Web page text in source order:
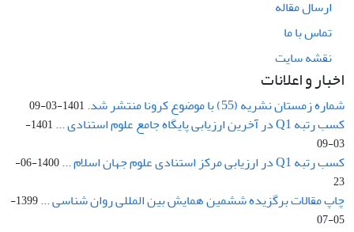
ارسال مقاله
تماس با ما
نقشه سایت
اخبار و اعلانات
شماره زمستان نشریه (55) با موضوع کرونا منتشر شد. 1401-03-09
کسب رتبه Q1 در آخرین ارزیابی پایگاه جامع علوم استنادی ...
1401-
03-09
کسب رتبه Q1 در ارزیابی مرکز استنادی علوم جهان اسلام ...
1400-06-
23
چاپ مقالات برگزیده ششمین همایش بین المللی روان شناسی ...
1399-
05-07